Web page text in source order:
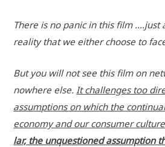
The­re is no panic in this film ....just
rea­li­ty that we eit­her choo­se to
But you will not see this film on
nowhe­re else.It chal­lenges too
assump­ti­ons on which the
eco­no­my and our con­su­mer
lar, the unque­stio­ned assump­ti­on